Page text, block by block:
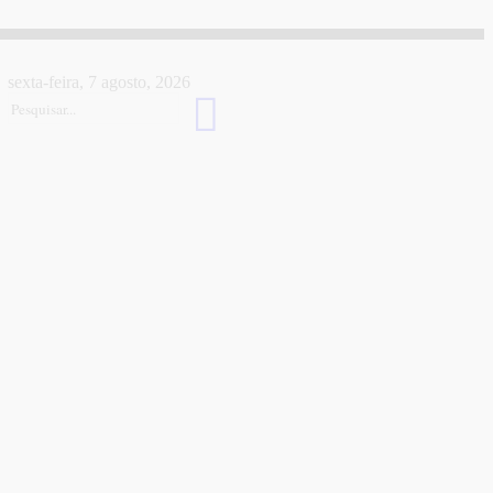
sexta-feira, 7 agosto, 2026